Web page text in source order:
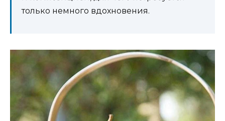
только немного вдохновения.